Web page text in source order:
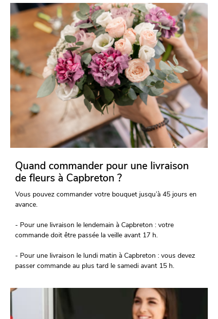
Quand commander pour une livraison
de fleurs à Capbreton ?
Vous pouvez commander votre bouquet jusqu’à 45 jours en
avance.
- Pour une livraison le lendemain à Capbreton : votre
commande doit être passée la veille avant 17 h.
- Pour une livraison le lundi matin à Capbreton : vous devez
passer commande au plus tard le samedi avant 15 h.